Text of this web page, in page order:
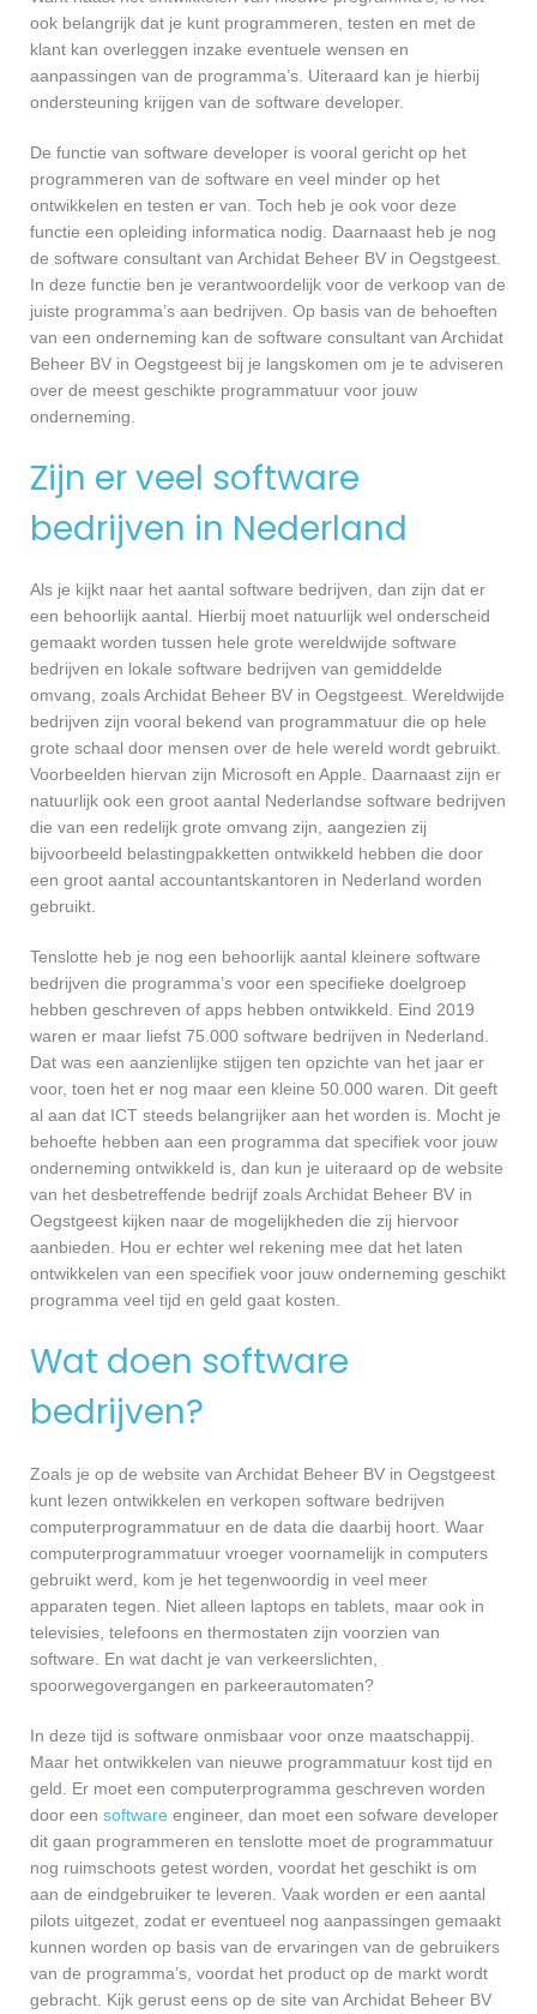
ook belangrijk dat je kunt programmeren, testen en met de
klant kan overleggen inzake eventuele wensen en
aanpassingen van de programma’s. Uiteraard kan je hierbij
ondersteuning krijgen van de software developer.
De functie van software developer is vooral gericht op het
programmeren van de software en veel minder op het
ontwikkelen en testen er van. Toch heb je ook voor deze
functie een opleiding informatica nodig. Daarnaast heb je nog
de software consultant van Archidat Beheer BV in Oegstgeest.
In deze functie ben je verantwoordelijk voor de verkoop van de
juiste programma’s aan bedrijven. Op basis van de behoeften
van een onderneming kan de software consultant van Archidat
Beheer BV in Oegstgeest bij je langskomen om je te adviseren
over de meest geschikte programmatuur voor jouw
onderneming.
Zijn er veel software
bedrijven in Nederland
Als je kijkt naar het aantal software bedrijven, dan zijn dat er
een behoorlijk aantal. Hierbij moet natuurlijk wel onderscheid
gemaakt worden tussen hele grote wereldwijde software
bedrijven en lokale software bedrijven van gemiddelde
omvang, zoals Archidat Beheer BV in Oegstgeest. Wereldwijde
bedrijven zijn vooral bekend van programmatuur die op hele
grote schaal door mensen over de hele wereld wordt gebruikt.
Voorbeelden hiervan zijn Microsoft en Apple. Daarnaast zijn er
natuurlijk ook een groot aantal Nederlandse software bedrijven
die van een redelijk grote omvang zijn, aangezien zij
bijvoorbeeld belastingpakketten ontwikkeld hebben die door
een groot aantal accountantskantoren in Nederland worden
gebruikt.
Tenslotte heb je nog een behoorlijk aantal kleinere software
bedrijven die programma’s voor een specifieke doelgroep
hebben geschreven of apps hebben ontwikkeld. Eind 2019
waren er maar liefst 75.000 software bedrijven in Nederland.
Dat was een aanzienlijke stijgen ten opzichte van het jaar er
voor, toen het er nog maar een kleine 50.000 waren. Dit geeft
al aan dat ICT steeds belangrijker aan het worden is. Mocht je
behoefte hebben aan een programma dat specifiek voor jouw
onderneming ontwikkeld is, dan kun je uiteraard op de website
van het desbetreffende bedrijf zoals Archidat Beheer BV in
Oegstgeest kijken naar de mogelijkheden die zij hiervoor
aanbieden. Hou er echter wel rekening mee dat het laten
ontwikkelen van een specifiek voor jouw onderneming geschikt
programma veel tijd en geld gaat kosten.
Wat doen software
bedrijven?
Zoals je op de website van Archidat Beheer BV in Oegstgeest
kunt lezen ontwikkelen en verkopen software bedrijven
computerprogrammatuur en de data die daarbij hoort. Waar
computerprogrammatuur vroeger voornamelijk in computers
gebruikt werd, kom je het tegenwoordig in veel meer
apparaten tegen. Niet alleen laptops en tablets, maar ook in
televisies, telefoons en thermostaten zijn voorzien van
software. En wat dacht je van verkeerslichten,
spoorwegovergangen en parkeerautomaten?
In deze tijd is software onmisbaar voor onze maatschappij.
Maar het ontwikkelen van nieuwe programmatuur kost tijd en
geld. Er moet een computerprogramma geschreven worden
door een software engineer, dan moet een sofware developer
dit gaan programmeren en tenslotte moet de programmatuur
nog ruimschoots getest worden, voordat het geschikt is om
aan de eindgebruiker te leveren. Vaak worden er een aantal
pilots uitgezet, zodat er eventueel nog aanpassingen gemaakt
kunnen worden op basis van de ervaringen van de gebruikers
van de programma’s, voordat het product op de markt wordt
gebracht. Kijk gerust eens op de site van Archidat Beheer BV